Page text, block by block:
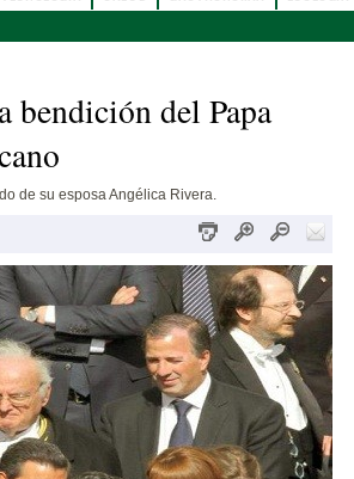
bendición del Papa
de su esposa Angélica Rivera.